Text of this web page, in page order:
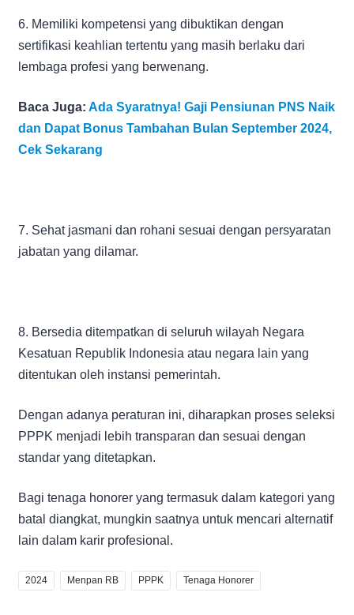
6. Memiliki kompetensi yang dibuktikan dengan
sertifikasi keahlian tertentu yang masih berlaku dari
lembaga profesi yang berwenang.
Baca Juga: Ada Syaratnya! Gaji Pensiunan PNS Naik
dan Dapat Bonus Tambahan Bulan September 2024,
Cek Sekarang
7. Sehat jasmani dan rohani sesuai dengan persyaratan
jabatan yang dilamar.
8. Bersedia ditempatkan di seluruh wilayah Negara
Kesatuan Republik Indonesia atau negara lain yang
ditentukan oleh instansi pemerintah.
Dengan adanya peraturan ini, diharapkan proses seleksi
PPPK menjadi lebih transparan dan sesuai dengan
standar yang ditetapkan.
Bagi tenaga honorer yang termasuk dalam kategori yang
batal diangkat, mungkin saatnya untuk mencari alternatif
lain dalam karir profesional.
2024 Menpan RB PPPK Tenaga Honorer